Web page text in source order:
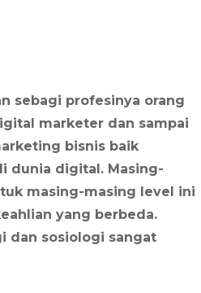
sebagi profesinya orang
marketer dan sampai
bisnis baik
dunia digital. Masing-
masing-masing level ini
yang berbeda.
dan sosiologi sangat